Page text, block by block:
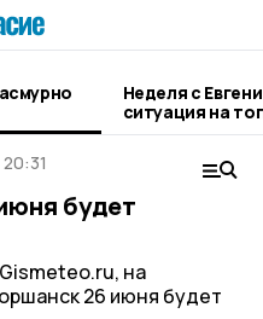
Неделя с
ситуация на
городе и
будет
на
26 июня будет